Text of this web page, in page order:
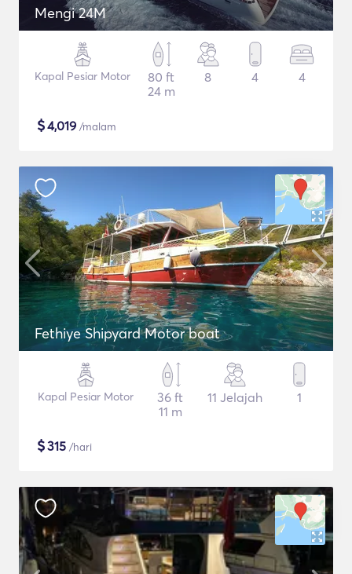
Mengi 24M
Kapal Pesiar Motor
80 ft
24 m
8 4 4
$4,019 /malam
Fethiye Shipyard Motor boat
Kapal Pesiar Motor
36 ft
11 m
11 Jelajah 1
$315 /hari